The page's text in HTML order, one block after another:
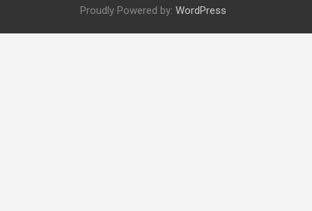
Proudly Powered by: WordPress